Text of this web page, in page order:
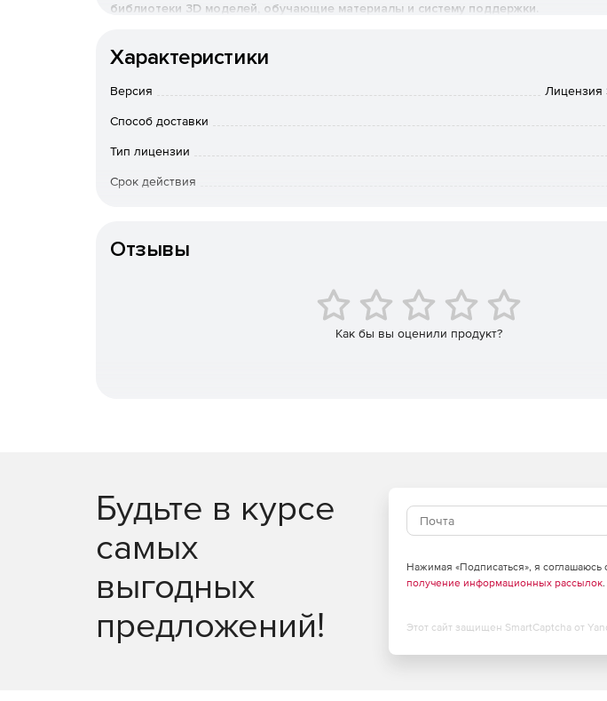
библиотеки 3D моделей, обучающие материалы и систему поддержки.
Состав EV Toolbox
Редактор сценариев AR и VR проектов: на выбор визуально-блочный на
Удобный редактор 3D-сцен: создание виртуальных миров, дополнение этой
700+ моделей и 20+ встроенных шаблонов проектов: для разработки
школа AR и VR разработки: онлайн курсы, повышение квалификации, учебно-
комплексы на 36 и 72 ак.ч. и сопровождение экспертов.
Пользователь сам устанавливает цену за проект.
Никаких отчислений и дополнительных лицензий, все уже включено.
Характеристики
Версия Лицензия
Способ доставки
Тип лицензии
Срок действия
Отзывы
Как бы вы оценили продукт?
Будьте в курсе
самых
выгодных
предложений!
Нажимая «Подписаться», я соглашаюсь
получение информационных рассылок.
Этот сайт защищен SmartCaptcha от